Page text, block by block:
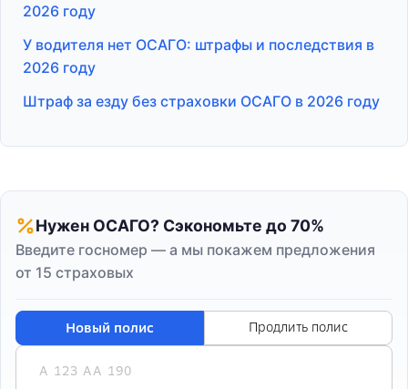
2026 году
У водителя нет ОСАГО: штрафы и последствия в
2026 году
Штраф за езду без страховки ОСАГО в 2026 году
Нужен ОСАГО? Сэкономьте до 70%
Введите госномер — а мы покажем предложения
от 15 страховых